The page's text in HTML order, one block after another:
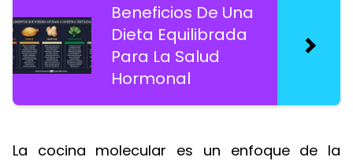
Beneficios De Una
Dieta Equilibrada
Para La Salud
Hormonal
La cocina molecular es un enfoque de la